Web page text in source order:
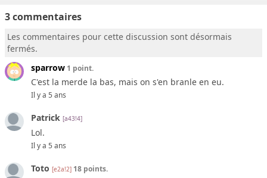
3 commentaires
Les commentaires pour cette discussion sont désormais
fermés.
sparrow 1 point.
C'est la merde la bas, mais on s'en branle en eu.
Il y a 5 ans
Patrick [a43!4]
Lol.
Il y a 5 ans
Toto [e2a!2] 18 points.